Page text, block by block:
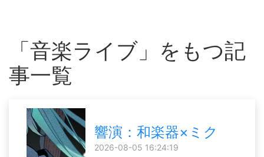
「音楽ライブ」をもつ記
事一覧
響演：和楽器×ミク
2026-08-05 16:24:19